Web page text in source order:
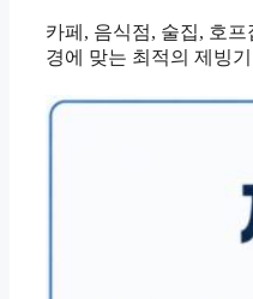
카페, 음식점, 술집, 호
경에 맞는 최적의 제빙